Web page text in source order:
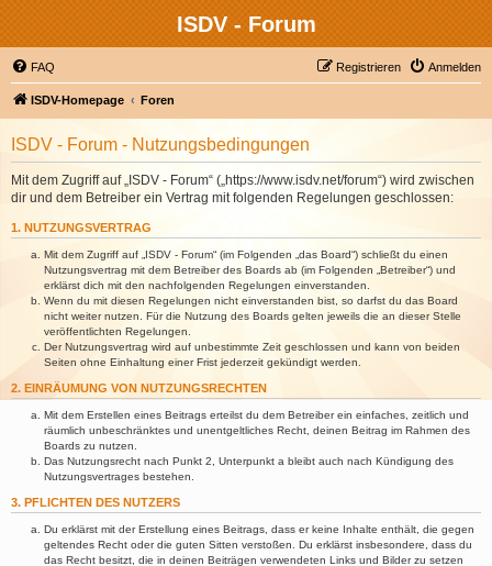
ISDV - Forum
FAQ Anmelden
Registrieren
ISDV-Homepage Foren
ISDV - Forum - Nutzungsbedingungen
Mit dem Zugriff auf „ISDV - Forum“ („https://www.isdv.net/forum“) wird zwischen
dir und dem Betreiber ein Vertrag mit folgenden Regelungen geschlossen:
1. NUTZUNGSVERTRAG
Mit dem Zugriff auf „ISDV - Forum“ (im Folgenden „das Board“) schließt du einen
Nutzungsvertrag mit dem Betreiber des Boards ab (im Folgenden „Betreiber“) und
erklärst dich mit den nachfolgenden Regelungen einverstanden.
Wenn du mit diesen Regelungen nicht einverstanden bist, so darfst du das Board
nicht weiter nutzen. Für die Nutzung des Boards gelten jeweils die an dieser Stelle
veröffentlichten Regelungen.
Der Nutzungsvertrag wird auf unbestimmte Zeit geschlossen und kann von beiden
Seiten ohne Einhaltung einer Frist jederzeit gekündigt werden.
2. EINRÄUMUNG VON NUTZUNGSRECHTEN
Mit dem Erstellen eines Beitrags erteilst du dem Betreiber ein einfaches, zeitlich und
räumlich unbeschränktes und unentgeltliches Recht, deinen Beitrag im Rahmen des
Boards zu nutzen.
Das Nutzungsrecht nach Punkt 2, Unterpunkt a bleibt auch nach Kündigung des
Nutzungsvertrages bestehen.
3. PFLICHTEN DES NUTZERS
Du erklärst mit der Erstellung eines Beitrags, dass er keine Inhalte enthält, die gegen
geltendes Recht oder die guten Sitten verstoßen. Du erklärst insbesondere, dass du
das Recht besitzt, die in deinen Beiträgen verwendeten Links und Bilder zu setzen